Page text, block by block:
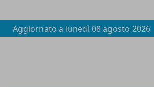
Aggiornato a lunedì 08 agosto 2026